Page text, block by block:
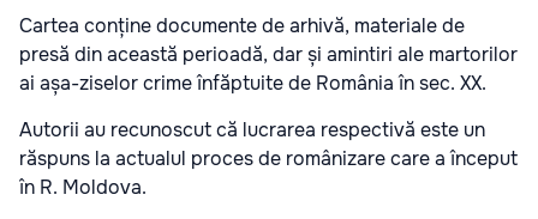
Cartea conține documente de arhivă, materiale de
presă din această perioadă, dar și amintiri ale martorilor
ai așa-ziselor crime înfăptuite de România în sec. XX.
Autorii au recunoscut că lucrarea respectivă este un
răspuns la actualul proces de românizare care a început
în R. Moldova.